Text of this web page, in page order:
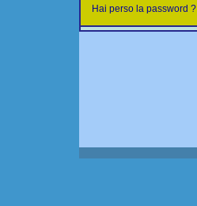
Hai perso la password ?